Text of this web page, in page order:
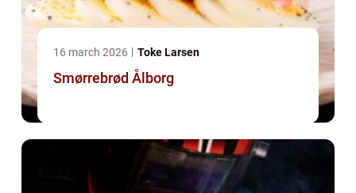
16 march 2026 Toke Larsen
Smørrebrød Ålborg